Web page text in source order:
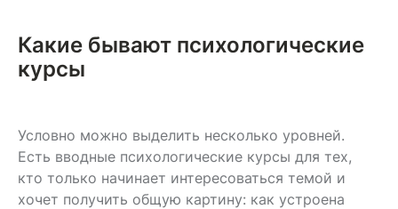
Какие бывают психологические
курсы
Условно можно выделить несколько уровней.
Есть вводные психологические курсы для тех,
кто только начинает интересоваться темой и
хочет получить общую картину: как устроена